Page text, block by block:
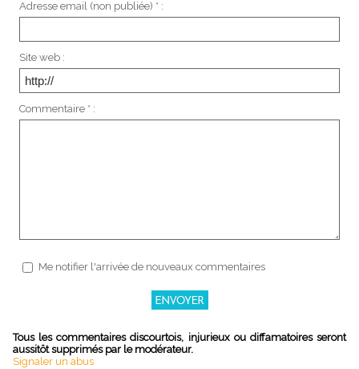
Adresse email (non publiée) * :
Site web :
Commentaire * :
Me notifier l'arrivée de nouveaux commentaires
Tous les commentaires discourtois, injurieux ou diffamatoires seront
aussitôt supprimés par le modérateur.
Signaler un abus